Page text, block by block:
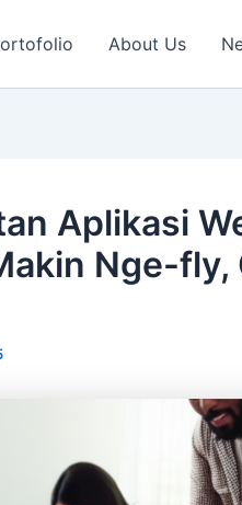
About Us
Aplikasi
Nge-fly,